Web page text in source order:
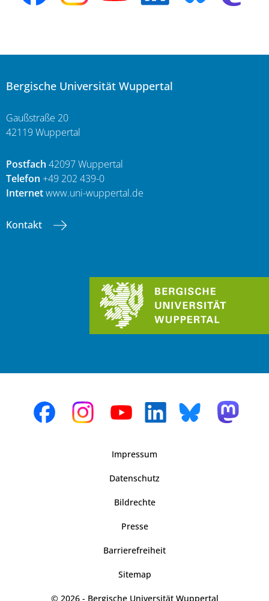
Bergische Universität Wuppertal
Gaußstraße 20
42119 Wuppertal
Postfach 42097 Wuppertal
Telefon +49 202 439-0
Internetwww.uni-wuppertal.de
Kontakt
Impressum
Datenschutz
Bildrechte
Presse
Barrierefreiheit
Sitemap
© 2026 - Bergische Universität Wuppertal